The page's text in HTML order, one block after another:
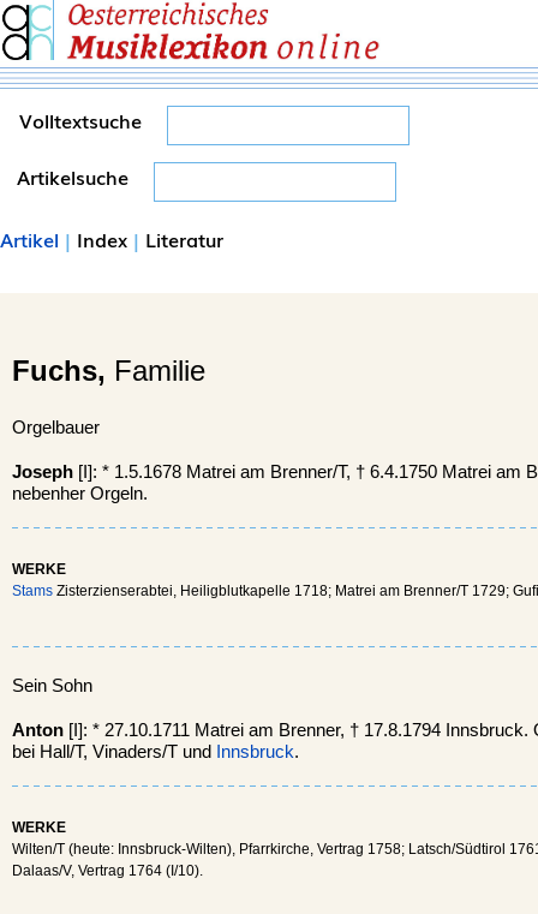
Volltextsuche
Artikelsuche
Artikel | Index | Literatur
Fuchs, Familie
Orgelbauer
Joseph [I]: * 1.5.1678 Matrei am Brenner/T, † 6.4.1750 Matrei am
nebenher Orgeln.
WERKE
Stams Zisterzienserabtei, Heiligblutkapelle 1718; Matrei am Brenner/T 1729;
Sein Sohn
Anton [I]: * 27.10.1711 Matrei am Brenner, † 17.8.1794
bei Hall/T, Vinaders/T und
Innsbruck.
WERKE
Wilten/T (heute: Innsbruck-Wilten), Pfarrkirche, Vertrag 1758; Latsch/Südtirol
Dalaas/V, Vertrag 1764 (I/10).